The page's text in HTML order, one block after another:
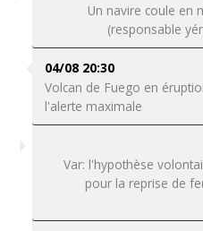
Un navire coule en
(responsable
04/08 20:30
Volcan de Fuego en
l'alerte maximale
Var: l'hypothèse
pour la reprise de